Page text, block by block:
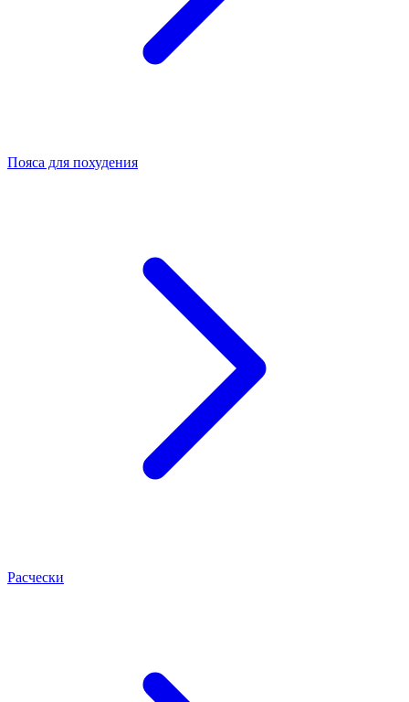
Пояса для похудения
Расчески